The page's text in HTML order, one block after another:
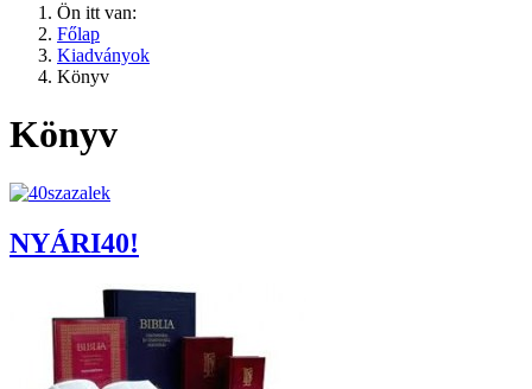
Ön itt van:
Főlap
Kiadványok
Könyv
Könyv
NYÁRI40!